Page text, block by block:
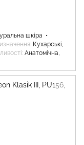
шкіра
Кухарські,
Анатомічна,